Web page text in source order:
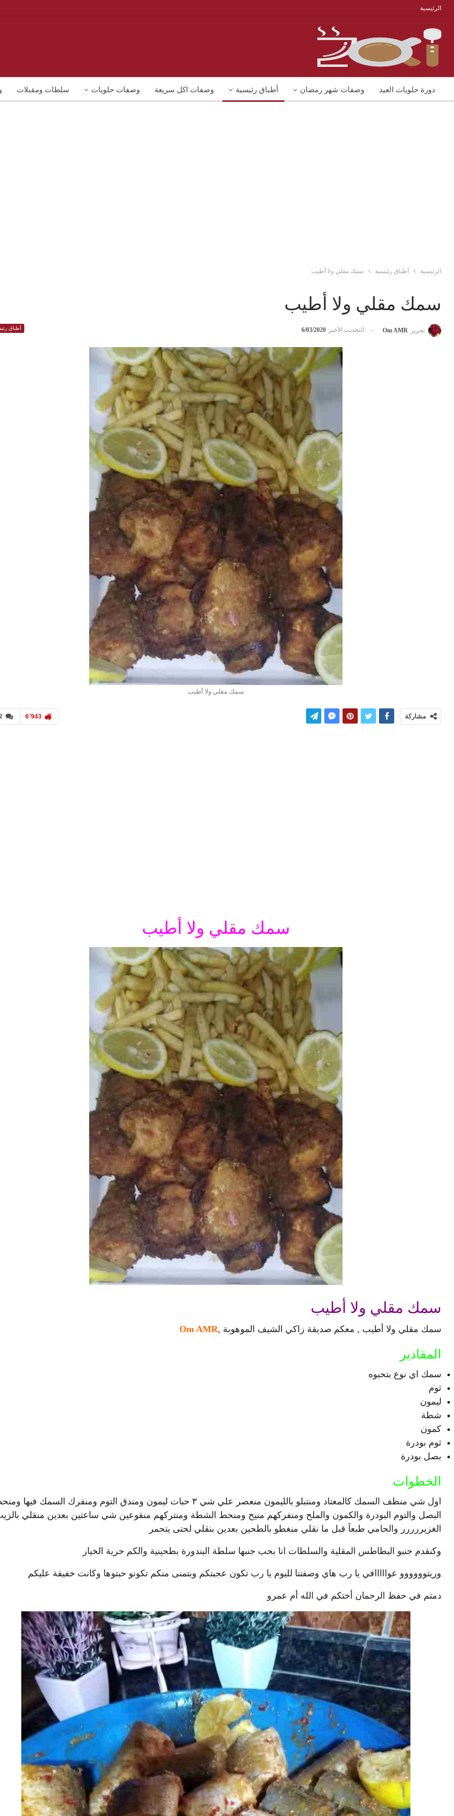
الرئيسية
دورة حلويات العيد وصفات شهر رمضان أطباق رئيسية وصفات اكل سريعة وصفات حلويات سلطات ومقبلات
الرئيسية أطباق رئيسية سمك مقلي ولا أطيب
سمك مقلي ولا أطيب
أطباق تحرير Om AMR التحديث الأخير 6/03/2020
سمك مقلي ولا أطيب
6٬943 مشاركة
سمك مقلي ولا أطيب
سمك مقلي ولا أطيب
سمك مقلي ولا أطيب , معكم صديقة زاكي الشيف الموهوبة ,Om AMR
المقادير
سمك اي نوع بتحبوه
ثوم
ليمون
شطة
كمون
ثوم بودرة
بصل بودرة
الخطوات
اول شي منظف السمك كالمعتاد ومنتبلو بالليمون منعصر علي شي ٣ حبات ليمون ومندق التوم ومنفرك السمك فيها
البصل والتوم البودرة والكمون والملح ومنفركهم منيح ومنحط الشطة ومنتركهم منقوعين شي ساعتين بعدين منقلي
الغزيررررر والحامي طبعآ قبل ما نقلي منغطو بالطحين بعدين بنقلي لحتى يتحمر
وكنقدم جنبو البطاطس المقلية والسلطات انا بحب جنبها سلطة البندورة بطحينية والكم حرية الخيار
وريتوووووو عوااااافي يا رب هاي وصفتنا لليوم يا رب تكون عجبتكم وبتمنى منكم تكونو حبتوها وكانت خفيفة عليكم
دمتم في حفظ الرحمان أختكم في الله أم عمرو